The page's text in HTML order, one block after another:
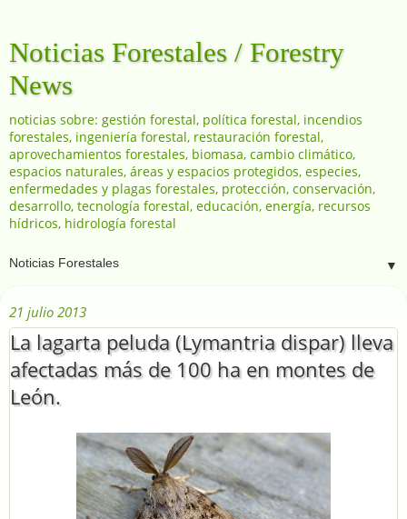
Noticias Forestales / Forestry
News
noticias sobre: gestión forestal, política forestal, incendios
forestales, ingeniería forestal, restauración forestal,
aprovechamientos forestales, biomasa, cambio climático,
espacios naturales, áreas y espacios protegidos, especies,
enfermedades y plagas forestales, protección, conservación,
desarrollo, tecnología forestal, educación, energía, recursos
hídricos, hidrología forestal
▼
21 julio 2013
La lagarta peluda (Lymantria dispar) lleva
afectadas más de 100 ha en montes de
León.